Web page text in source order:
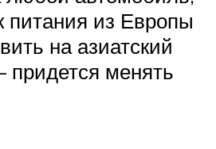
питания из Европы
на азиатский
менять